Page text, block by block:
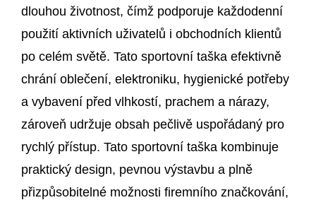
dlouhou životnost, čímž podporuje každodenní
použití aktivních uživatelů i obchodních klientů
po celém světě. Tato sportovní taška efektivně
chrání oblečení, elektroniku, hygienické potřeby
a vybavení před vlhkostí, prachem a nárazy,
zároveň udržuje obsah pečlivě uspořádaný pro
rychlý přístup. Tato sportovní taška kombinuje
praktický design, pevnou výstavbu a plně
přizpůsobitelné možnosti firemního značkování,